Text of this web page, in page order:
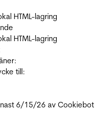
HTML-lagring
HTML-lagring
till:
6/15/26 av Cookiebot